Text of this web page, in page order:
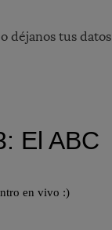
o déjanos tus datos